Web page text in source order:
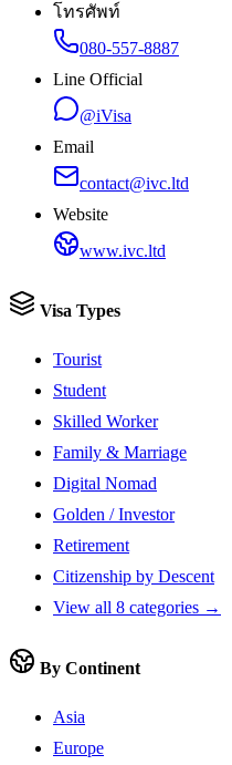
โทรศัพท์
080-557-8887
Line Official
@iVisa
Email
contact@ivc.ltd
Website
www.ivc.ltd
Visa Types
Tourist
Student
Skilled Worker
Family & Marriage
Digital Nomad
Golden / Investor
Retirement
Citizenship by Descent
View all 8 categories →
By Continent
Asia
Europe